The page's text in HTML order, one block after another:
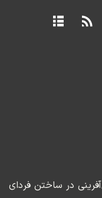
در ساختن فردای